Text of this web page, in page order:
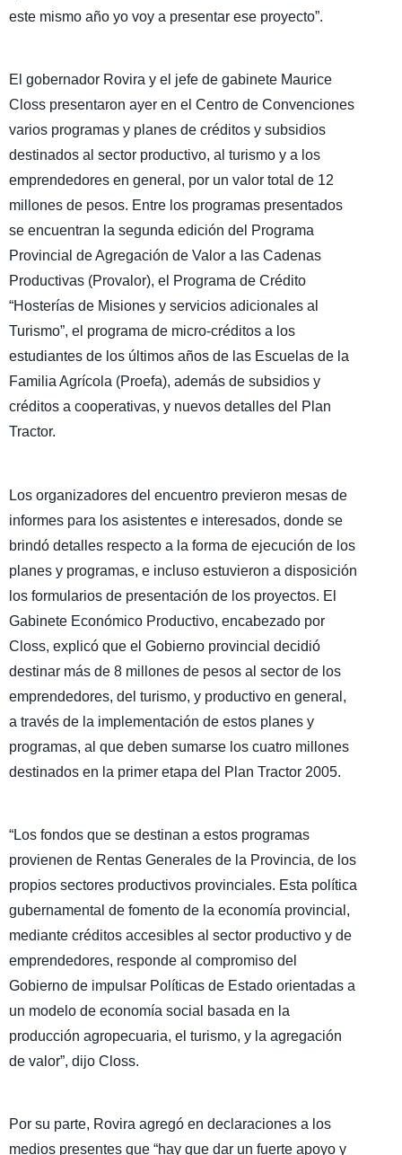
este mismo año yo voy a presentar ese proyecto”.
El gobernador Rovira y el jefe de gabinete Maurice
Closs presentaron ayer en el Centro de Convenciones
varios programas y planes de créditos y subsidios
destinados al sector productivo, al turismo y a los
emprendedores en general, por un valor total de 12
millones de pesos. Entre los programas presentados
se encuentran la segunda edición del Programa
Provincial de Agregación de Valor a las Cadenas
Productivas (Provalor), el Programa de Crédito
“Hosterías de Misiones y servicios adicionales al
Turismo”, el programa de micro-créditos a los
estudiantes de los últimos años de las Escuelas de la
Familia Agrícola (Proefa), además de subsidios y
créditos a cooperativas, y nuevos detalles del Plan
Tractor.
Los organizadores del encuentro previeron mesas de
informes para los asistentes e interesados, donde se
brindó detalles respecto a la forma de ejecución de los
planes y programas, e incluso estuvieron a disposición
los formularios de presentación de los proyectos. El
Gabinete Económico Productivo, encabezado por
Closs, explicó que el Gobierno provincial decidió
destinar más de 8 millones de pesos al sector de los
emprendedores, del turismo, y productivo en general,
a través de la implementación de estos planes y
programas, al que deben sumarse los cuatro millones
destinados en la primer etapa del Plan Tractor 2005.
“Los fondos que se destinan a estos programas
provienen de Rentas Generales de la Provincia, de los
propios sectores productivos provinciales. Esta política
gubernamental de fomento de la economía provincial,
mediante créditos accesibles al sector productivo y de
emprendedores, responde al compromiso del
Gobierno de impulsar Políticas de Estado orientadas a
un modelo de economía social basada en la
producción agropecuaria, el turismo, y la agregación
de valor”, dijo Closs.
Por su parte, Rovira agregó en declaraciones a los
medios presentes que “hay que dar un fuerte apoyo y